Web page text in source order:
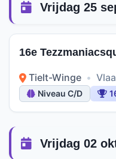
Vrijdag 25
16e
Tielt-Winge •
Niveau C/D
Vrijdag 02